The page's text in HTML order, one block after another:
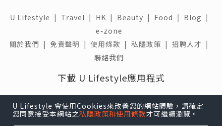
U Lifestyle | Travel | HK | Beauty | Food | Blog |
e-zone
關於我們 | 免責聲明 | 使用條款 | 私隱政策 | 招聘人才 |
聯絡我們
下載 U Lifestyle應用程式
U Lifestyle 會使用Cookies來改善您的網站體驗，請確定
您同意接受本網站之私隱政策和使用條款才可繼續瀏覽。